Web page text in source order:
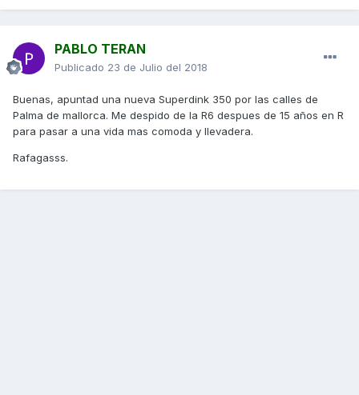
PABLO TERAN
Publicado 23 de Julio del 2018
Buenas, apuntad una nueva Superdink 350 por las calles de
Palma de mallorca. Me despido de la R6 despues de 15 años en R
para pasar a una vida mas comoda y llevadera.
Rafagasss.